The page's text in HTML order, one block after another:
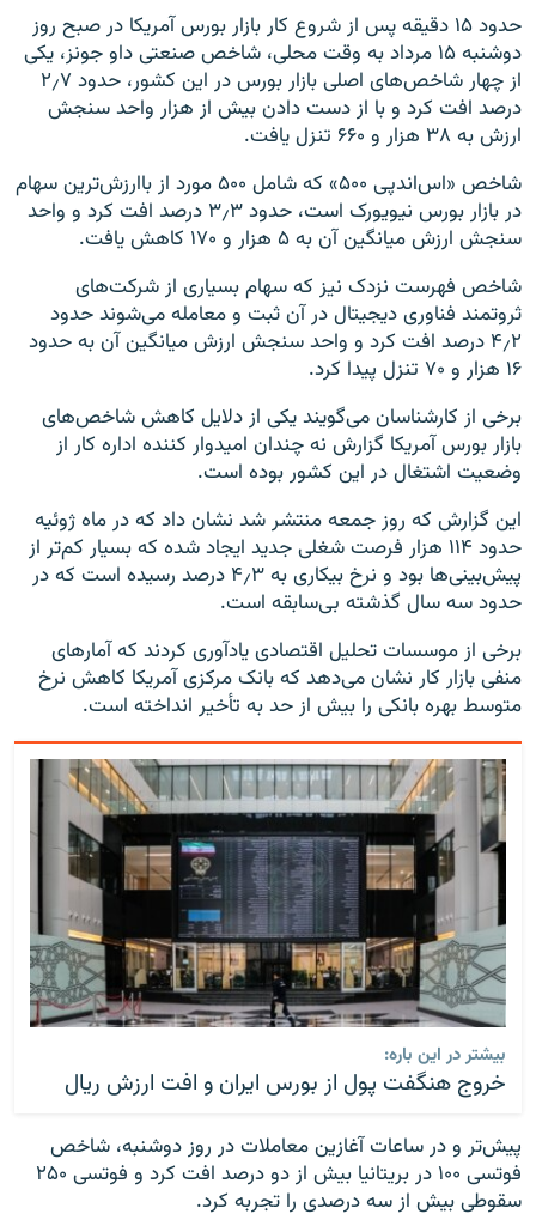
حدود ۱۵ دقیقه پس از شروع کار بازار بورس آمریکا در صبح روز
دوشنبه ۱۵ مرداد به وقت محلی، شاخص صنعتی داو جونز، یکی
از چهار شاخص‌های اصلی بازار بورس در این کشور، حدود ۲٫۷
درصد افت کرد و با از دست دادن بیش از هزار واحد سنجش
ارزش به ۳۸ هزار و ۶۶۰ تنزل یافت.
شاخص «اس‌اندپی ۵۰۰» که شامل ۵۰۰ مورد از باارزش‌ترین سهام
در بازار بورس نیویورک است، حدود ۳٫۳ درصد افت کرد و واحد
سنجش ارزش میانگین آن به ۵ هزار و ۱۷۰ کاهش یافت.
شاخص فهرست نزدک نیز که سهام بسیاری از شرکت‌های
ثروتمند فناوری دیجیتال در آن ثبت و معامله می‌شوند حدود
۴٫۲ درصد افت کرد و واحد سنجش ارزش میانگین آن به حدود
۱۶ هزار و ۷۰ تنزل پیدا کرد.
برخی از کارشناسان می‌گویند یکی از دلایل کاهش شاخص‌های
بازار بورس آمریکا گزارش نه چندان امیدوار کننده اداره کار از
وضعیت اشتغال در این کشور بوده است.
این گزارش که روز جمعه منتشر شد نشان داد که در ماه ژوئیه
حدود ۱۱۴ هزار فرصت شغلی جدید ایجاد شده که بسیار کم‌تر از
پیش‌بینی‌ها بود و نرخ بیکاری به ۴٫۳ درصد رسیده است که در
حدود سه سال گذشته بی‌سابقه است.
برخی از موسسات تحلیل اقتصادی یادآوری کردند که آمارهای
منفی بازار کار نشان می‌دهد که بانک مرکزی آمریکا کاهش نرخ
متوسط بهره بانکی را بیش از حد به تأخیر انداخته است.
بیشتر در این باره:
خروج هنگفت پول از بورس ایران و افت ارزش ریال
پیش‌تر و در ساعات آغازین معاملات در روز دوشنبه، شاخص
فوتسی ۱۰۰ در بریتانیا بیش از دو درصد افت کرد و فوتسی ۲۵۰
سقوطی بیش از سه درصدی را تجربه کرد.